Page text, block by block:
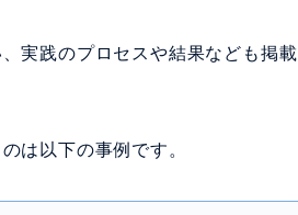
実践のプロセスや結果なども掲
は以下の事例です。